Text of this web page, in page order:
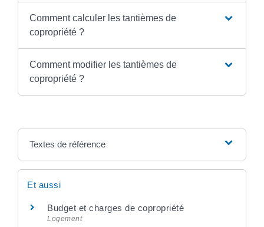
Comment calculer les tantièmes de
copropriété ?
Comment modifier les tantièmes de
copropriété ?
Textes de référence
Et aussi
Budget et charges de copropriété
Logement